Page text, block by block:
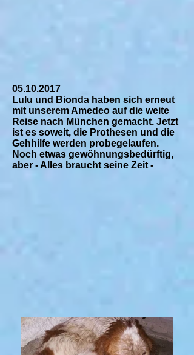
05.10.2017
Lulu und Bionda haben sich erneut
mit unserem Amedeo auf die weite
Reise nach München gemacht. Jetzt
ist es soweit, die Prothesen und die
Gehhilfe werden probegelaufen.
Noch etwas gewöhnungsbedürftig,
aber - Alles braucht seine Zeit -